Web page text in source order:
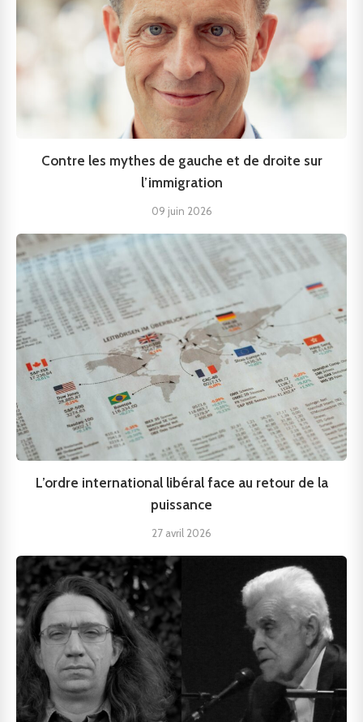
Contre les mythes de gauche et de droite sur
l’immigration
09 juin 2026
L’ordre international libéral face au retour de la
puissance
27 avril 2026